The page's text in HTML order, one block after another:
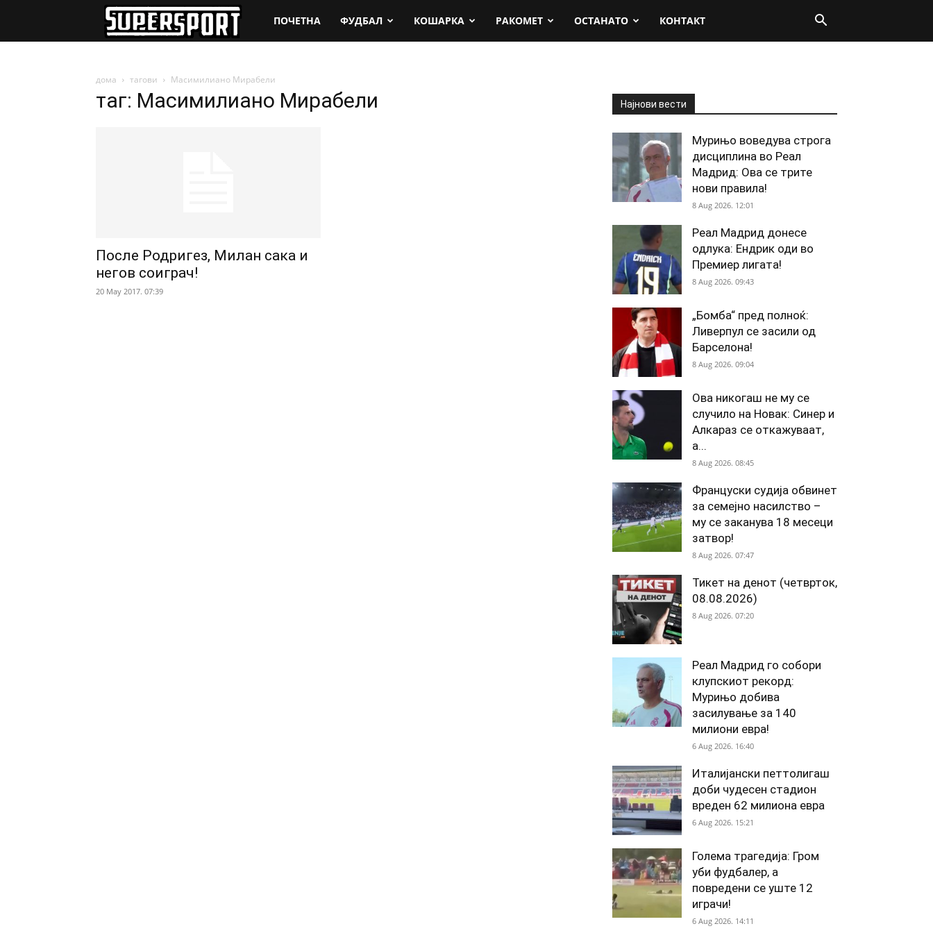
SuperSport.mk
ПОЧЕТНА ФУДБАЛ КОШАРКА РАКОМЕТ ОСТАНАТО КОНТАКТ
дома тагови Масимилиано Мирабели
таг: Масимилиано Мирабели
После Родригез, Милан сака и
негов соиграч!
20 May 2017. 07:39
Најнови вести
Мурињо воведува строга
дисциплина во Реал
Мадрид: Ова се трите
нови правила!
8 Aug 2026. 12:01
Реал Мадрид донесе
одлука: Ендрик оди во
Премиер лигата!
8 Aug 2026. 09:43
„Бомба“ пред полноќ:
Ливерпул се засили од
Барселона!
8 Aug 2026. 09:04
Ова никогаш не му се
случило на Новак: Синер и
Алкараз се откажуваат,
а...
8 Aug 2026. 08:45
Француски судија обвинет
за семејно насилство –
му се заканува 18 месеци
затвор!
8 Aug 2026. 07:47
Тикет на денот (четврток,
08.08.2026)
8 Aug 2026. 07:20
Реал Мадрид го собори
клупскиот рекорд:
Мурињо добива
засилување за 140
милиони евра!
6 Aug 2026. 16:40
Италијански петтолигаш
доби чудесен стадион
вреден 62 милиона евра
6 Aug 2026. 15:21
Голема трагедија: Гром
уби фудбалер, а
повредени се уште 12
играчи!
6 Aug 2026. 14:11